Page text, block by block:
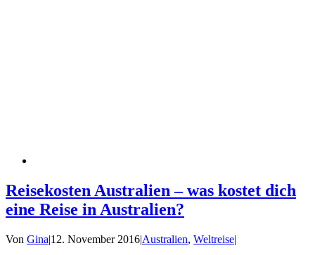
Reisekosten Australien – was kostet dich
eine Reise in Australien?
Von Gina|12. November 2016|Australien, Weltreise|